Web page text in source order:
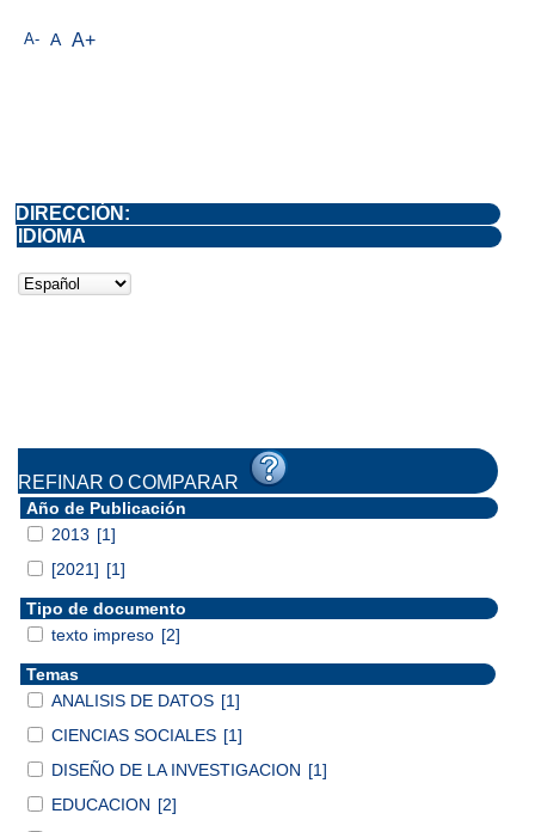
A- A A+
DIRECCIÓN:
IDIOMA
REFINAR O COMPARAR
Año de Publicación
2013 [1]
[2021] [1]
Tipo de documento
texto impreso [2]
Temas
ANALISIS DE DATOS [1]
CIENCIAS SOCIALES [1]
DISEÑO DE LA INVESTIGACION [1]
EDUCACION [2]